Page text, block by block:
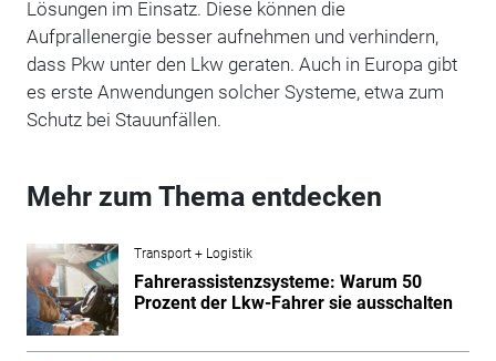
Lösungen im Einsatz. Diese können die
Aufprallenergie besser aufnehmen und verhindern,
dass Pkw unter den Lkw geraten. Auch in Europa gibt
es erste Anwendungen solcher Systeme, etwa zum
Schutz bei Stauunfällen.
Mehr zum Thema entdecken
Transport + Logistik
Fahrerassistenzsysteme: Warum 50
Prozent der Lkw-Fahrer sie ausschalten